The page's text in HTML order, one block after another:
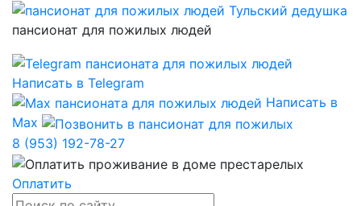
пансионат для пожилых людей
Написать в Telegram
Написать в
Max
8 (953) 192-78-27
Оплатить